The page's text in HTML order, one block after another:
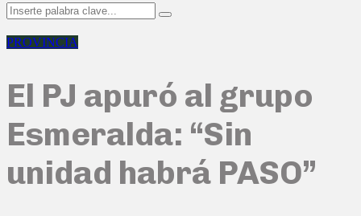
Search
for:
Search
PROVINCIA
El PJ apuró al grupo
Esmeralda: “Sin
unidad habrá PASO”